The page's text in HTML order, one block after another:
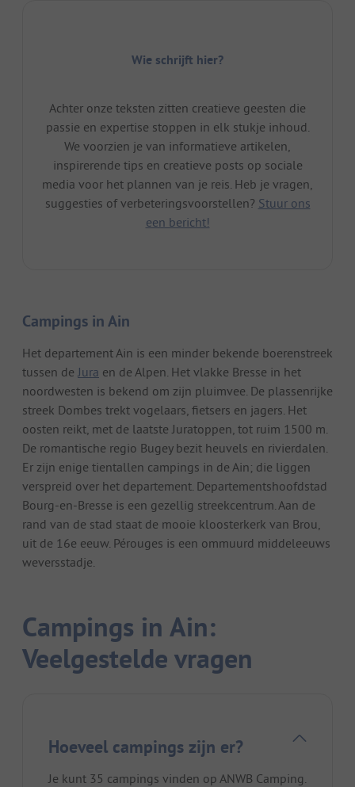
Wie schrijft hier?
Achter onze teksten zitten creatieve geesten die
passie en expertise stoppen in elk stukje inhoud.
We voorzien je van informatieve artikelen,
inspirerende tips en creatieve posts op sociale
media voor het plannen van je reis. Heb je vragen,
suggesties of verbeteringsvoorstellen? Stuur ons
een bericht!
Campings in Ain
Het departement Ain is een minder bekende boerenstreek
tussen de Jura en de Alpen. Het vlakke Bresse in het
noordwesten is bekend om zijn pluimvee. De plassenrijke
streek Dombes trekt vogelaars, fietsers en jagers. Het
oosten reikt, met de laatste Juratoppen, tot ruim 1500 m.
De romantische regio Bugey bezit heuvels en rivierdalen.
Er zijn enige tientallen campings in de Ain; die liggen
verspreid over het departement. Departementshoofdstad
Bourg-en-Bresse is een gezellig streekcentrum. Aan de
rand van de stad staat de mooie kloosterkerk van Brou,
uit de 16e eeuw. Pérouges is een ommuurd middeleeuws
weversstadje.
Campings in Ain:
Veelgestelde vragen
Hoeveel campings zijn er?
Je kunt 35 campings vinden op ANWB Camping.